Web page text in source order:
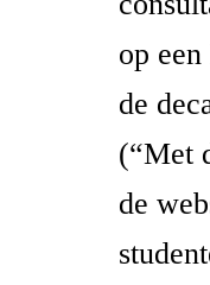
op
de
(“Met
de